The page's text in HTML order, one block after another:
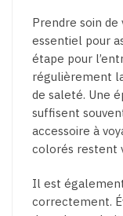
Prendre soin de
essentiel pour
étape pour
régulièrement
de saleté. Une
suffisent
accessoire à
colorés restent
Il est
correctement.